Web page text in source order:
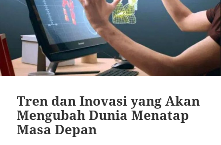
Tren dan Inovasi yang Akan
Mengubah Dunia Menatap
Masa Depan